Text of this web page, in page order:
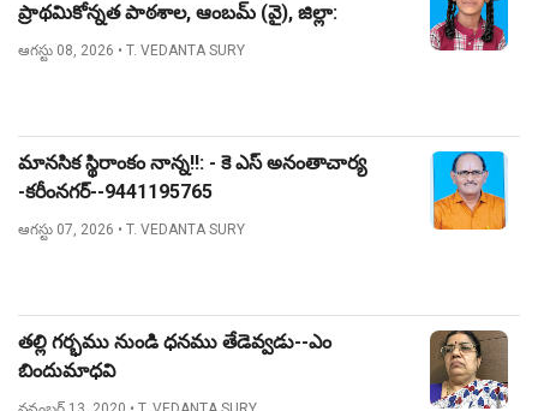
ప్రాథమికోన్నత పాఠశాల, ఆంబమ్ (వై), జిల్లా:
నిజామాబాద్.
ఆగస్టు 08, 2026 • T. VEDANTA SURY
మానసిక స్థిరాంకం నాన్న!!: - కె ఎస్ అనంతాచార్య
-కరీంనగర్--9441195765
ఆగస్టు 07, 2026 • T. VEDANTA SURY
తల్లి గర్భము నుండి ధనము తేడెవ్వడు--ఎం
బిందుమాధవి